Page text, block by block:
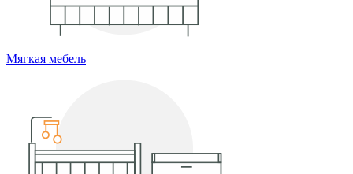
Мягкая мебель